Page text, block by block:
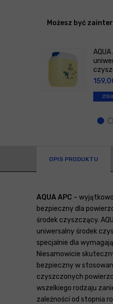
Możesz być
OPIS PRODUKTU
AQUA APC –
bezpieczny dla
środek czyszczący.
uniwersalny środek
specjalnie dla
Niesamowicie
bezpieczny w
czyszczonych
wszelkiego rodzaju
zależności od stopnia